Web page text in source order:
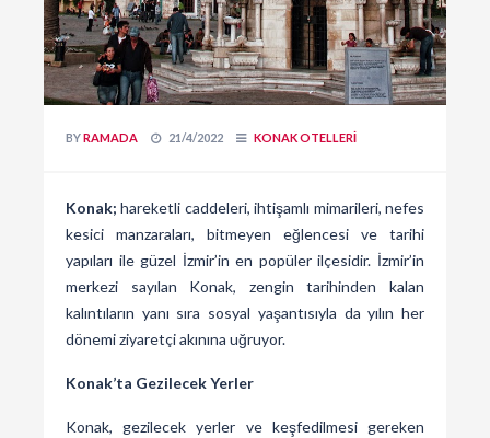
BYRAMADA 21/4/2022 KONAK OTELLERI
Konak; hareketli caddeleri, ihtişamlı mimarileri, nefes
kesici manzaraları, bitmeyen eğlencesi ve tarihi
yapıları ile güzel İzmir’in en popüler ilçesidir. İzmir’in
merkezi sayılan Konak, zengin tarihinden kalan
kalıntıların yanı sıra sosyal yaşantısıyla da yılın her
dönemi ziyaretçi akınına uğruyor.
Konak’ta Gezilecek Yerler
Konak, gezilecek yerler ve keşfedilmesi gereken